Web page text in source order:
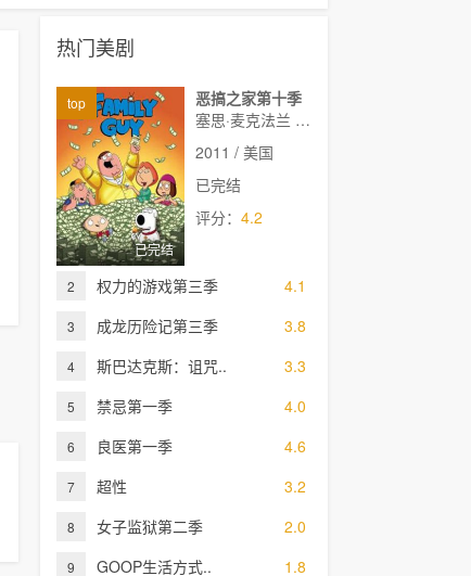
热门美剧
已完结
top
恶搞之家第十季
塞思·麦克法兰 艾利克斯·布诺斯町
2011 / 美国
已完结
评分： 4.2
2 权力的游戏第三季 4.1
3 成龙历险记第三季 3.8
4 斯巴达克斯：诅咒.. 3.3
5 禁忌第一季 4.0
6 良医第一季 4.6
7 超性 3.2
8 女子监狱第二季 2.0
9 GOOP生活方式.. 1.8